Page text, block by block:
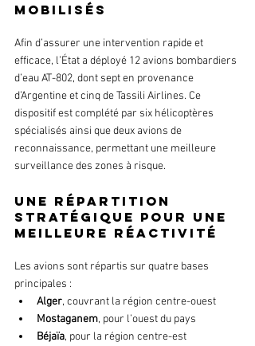
mobilisés
Afin d’assurer une intervention rapide et
efficace, l’État a déployé 12 avions bombardiers
d’eau AT-802, dont sept en provenance
d’Argentine et cinq de Tassili Airlines. Ce
dispositif est complété par six hélicoptères
spécialisés ainsi que deux avions de
reconnaissance, permettant une meilleure
surveillance des zones à risque.
Une répartition
stratégique pour une
meilleure réactivité
Les avions sont répartis sur quatre bases
principales :
Alger, couvrant la région centre-ouest
Mostaganem, pour l’ouest du pays
Béjaïa, pour la région centre-est